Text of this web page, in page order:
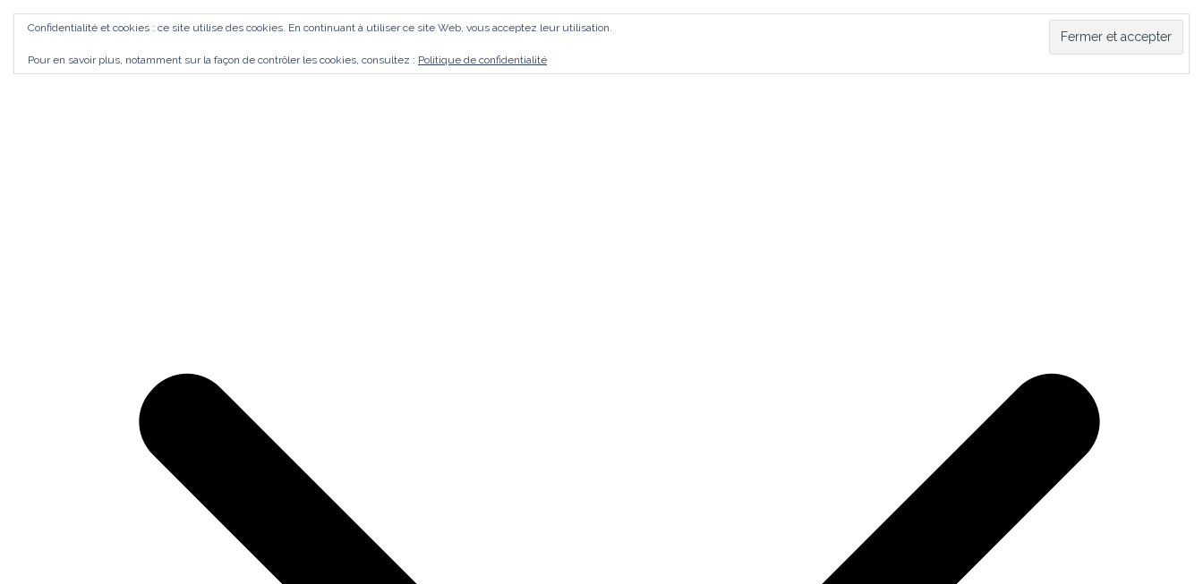
Aller
contenu
SI J'OSAIS
Bilan de Compétences Gestalt Rezé
ACCUEIL
Confidentialité et cookies : ce site utilise des cookies. En continuant à utiliser ce site Web, vous acceptez leur utilisation.
Pour en savoir plus, notamment sur la façon de contrôler les cookies, consultez : Politique de confidentialité